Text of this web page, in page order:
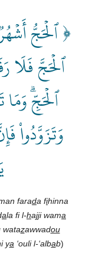
﴿ ٱلۡحَجُّ
ٱلۡحَجَّ فَلَا
ٱلۡحَجِّۗ وَمَا
وَتَزَوَّدُواْ
farada fihinna
ala fi l-hajji wama
watazawwadou
ya ‘ouli l-‘albab)